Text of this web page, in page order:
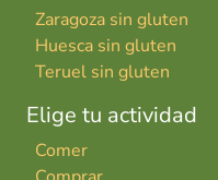
Zaragoza sin gluten
Huesca sin gluten
Teruel sin gluten
Elige tu actividad
Comer